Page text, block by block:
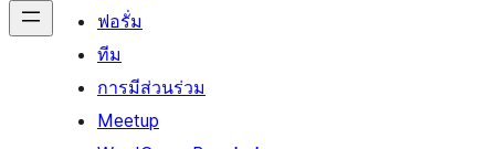
ฟอรั่ม
ทีม
การมีส่วนร่วม
Meetup